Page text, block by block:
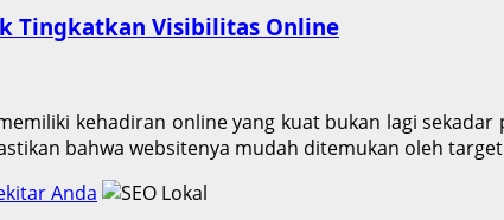
Tingkatkan Visibilitas Online
kehadiran online yang kuat bukan lagi
bahwa websitenya mudah ditemukan oleh
Anda